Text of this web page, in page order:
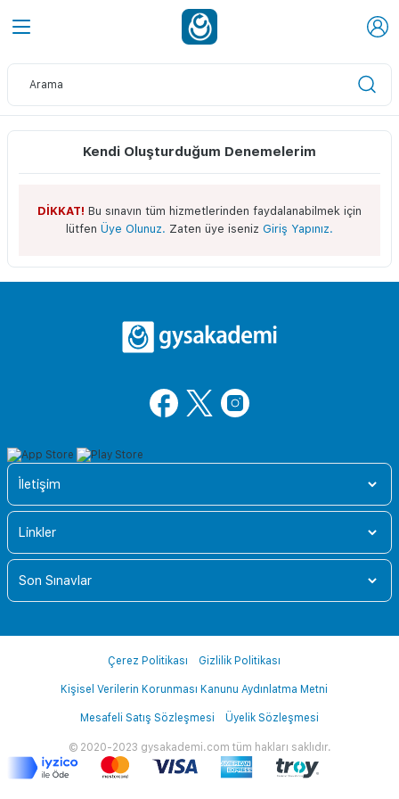
Kendi Oluşturduğum Denemelerim
DİKKAT! Bu sınavın tüm hizmetlerinden faydalanabilmek için
lütfen Üye Olunuz. Zaten üye iseniz Giriş Yapınız.
İletişim
Linkler
Son Sınavlar
© 2020-2023 gysakademi.com tüm hakları saklıdır.
Çerez Politikası Gizlilik Politikası
Kişisel Verilerin Korunması Kanunu Aydınlatma Metni
Mesafeli Satış Sözleşmesi Üyelik Sözleşmesi